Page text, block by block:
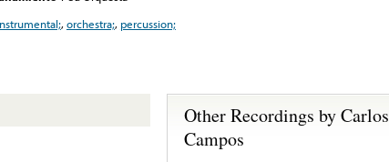
,orchestra;, percussion;
Other Recordings by Carlos
Campos